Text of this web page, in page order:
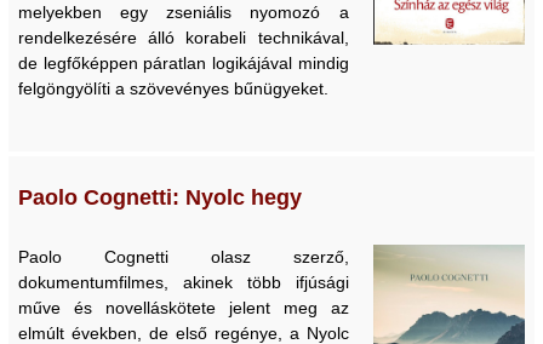
melyekben egy zseniális nyomozó a
rendelkezésére álló korabeli technikával,
de legfőképpen páratlan logikájával mindig
felgöngyölíti a szövevényes bűnügyeket.
Paolo Cognetti: Nyolc hegy
Paolo Cognetti olasz szerző,
dokumentumfilmes, akinek több ifjúsági
műve és novelláskötete jelent meg az
elmúlt években, de első regénye, a Nyolc